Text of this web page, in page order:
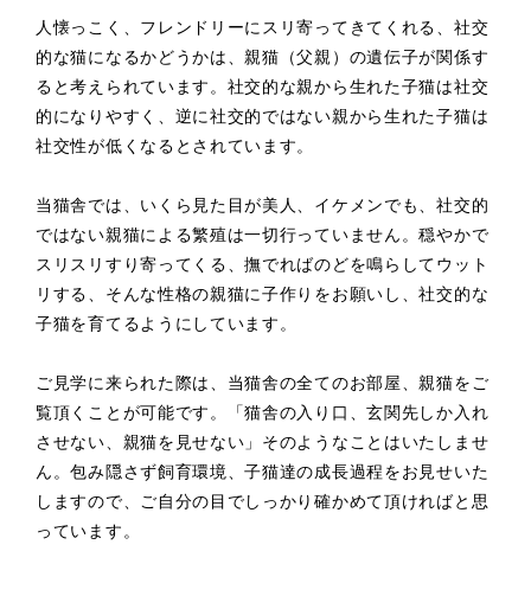
人懐っこく、フレンドリーにスリ寄ってきてくれる、社交
的な猫になるかどうかは、親猫（父親）の遺伝子が関係す
ると考えられています。社交的な親から生れた子猫は社交
的になりやすく、逆に社交的ではない親から生れた子猫は
社交性が低くなるとされています。
当猫舎では、いくら見た目が美人、イケメンでも、社交的
ではない親猫による繁殖は一切行っていません。穏やかで
スリスリすり寄ってくる、撫でればのどを鳴らしてウット
リする、そんな性格の親猫に子作りをお願いし、社交的な
子猫を育てるようにしています。
ご見学に来られた際は、当猫舎の全てのお部屋、親猫をご
覧頂くことが可能です。「猫舎の入り口、玄関先しか入れ
させない、親猫を見せない」そのようなことはいたしませ
ん。包み隠さず飼育環境、子猫達の成長過程をお見せいた
しますので、ご自分の目でしっかり確かめて頂ければと思
っています。